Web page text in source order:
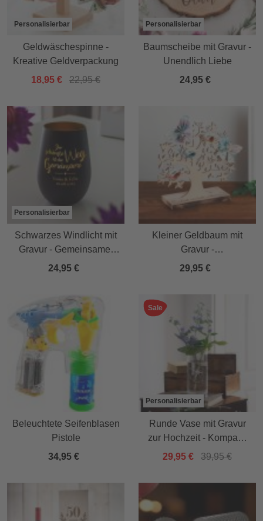
Personalisierbar
Geldwäschespinne -
Kreative Geldverpackung
18,95 €
22,95 €
Personalisierbar
Baumscheibe mit Gravur -
Unendlich Liebe
24,95 €
Personalisierbar
Schwarzes Windlicht mit
Gravur - Gemeinsamer
Weg
24,95 €
Kleiner Geldbaum mit
Gravur -
Hochzeitsgeschenk
29,95 €
Beleuchtete Seifenblasen
Pistole
34,95 €
Sale
Personalisierbar
Runde Vase mit Gravur
zur Hochzeit - Kompass
Liebe
29,95 € 39,95 €